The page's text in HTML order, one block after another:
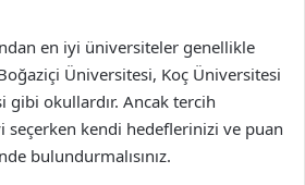
en iyi üniversiteler genellikle
Üniversitesi, Koç Üniversitesi
gibi okullardır. Ancak tercih
seçerken kendi hedeflerinizi ve puan
bulundurmalısınız.